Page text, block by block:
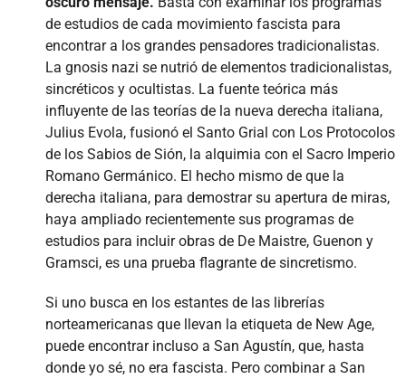
de estudios de cada movimiento fascista para
encontrar a los grandes pensadores tradicionalistas.
La gnosis nazi se nutrió de elementos tradicionalistas,
sincréticos y ocultistas. La fuente teórica más
influyente de las teorías de la nueva derecha italiana,
Julius Evola, fusionó el Santo Grial con Los Protocolos
de los Sabios de Sión, la alquimia con el Sacro Imperio
Romano Germánico. El hecho mismo de que la
derecha italiana, para demostrar su apertura de miras,
haya ampliado recientemente sus programas de
estudios para incluir obras de De Maistre, Guenon y
Gramsci, es una prueba flagrante de sincretismo.
Si uno busca en los estantes de las librerías
norteamericanas que llevan la etiqueta de New Age,
puede encontrar incluso a San Agustín, que, hasta
donde yo sé, no era fascista. Pero combinar a San